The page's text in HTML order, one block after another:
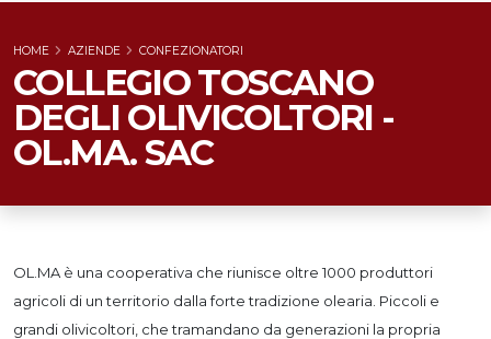
COLLEGIO TOSCANO
DEGLI OLIVICOLTORI -
OL.MA. SAC
HOME AZIENDE CONFEZIONATORI
OL.MA è una cooperativa che riunisce oltre 1000 produttori
agricoli di un territorio dalla forte tradizione olearia. Piccoli e
grandi olivicoltori, che tramandano da generazioni la propria